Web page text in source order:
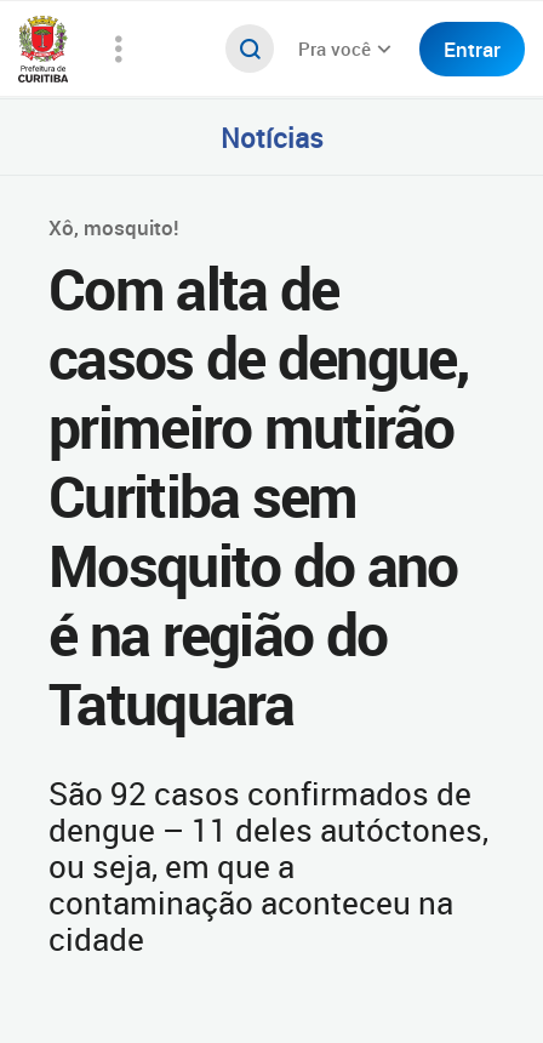
Pra você Entrar
Notícias
Xô, mosquito!
Com alta de
casos de dengue,
primeiro mutirão
Curitiba sem
Mosquito do ano
é na região do
Tatuquara
São 92 casos confirmados de
dengue – 11 deles autóctones,
ou seja, em que a
contaminação aconteceu na
cidade